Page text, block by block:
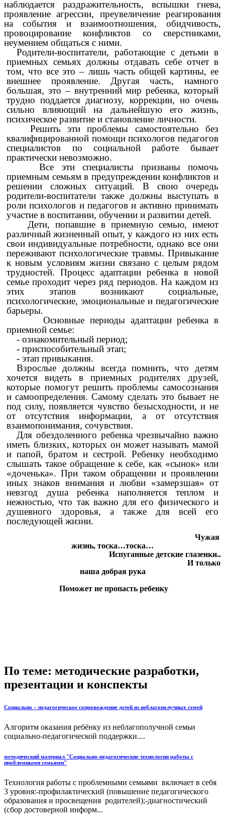
наблюдается раздражительность, вспышки гнева,
проявление агрессии, преувеличение реагирования
на события и взаимоотношения, обидчивость,
провоцирование конфликтов со сверстниками,
неумением общаться с ними.
Родители-воспитатели, работающие с детьми в
приемных семьях должны отдавать себе отчет в
том, что все это – лишь часть общей картины, ее
внешнее проявление. Другая часть, намного
большая, это – внутренний мир ребенка, который
трудно поддается диагнозу, коррекции, но очень
сильно влияющий на дальнейшую его жизнь,
психическое развитие и становление личности.
Решить эти проблемы самостоятельно без
квалифицированной помощи психологов педагогов
специалистов по социальной работе бывает
практически невозможно.
Все эти специалисты призваны помочь
приемным семьям в предупреждении конфликтов и
решении сложных ситуаций. В свою очередь
родители-воспитатели также должны выступать в
роли психологов и педагогов и активно принимать
участие в воспитании, обучении и развитии детей.
Дети, попавшие в приемную семью, имеют
различный жизненный опыт, у каждого из них есть
свои индивидуальные потребности, однако все они
переживают психологические травмы. Привыкание
к новым условиям жизни связано с целым рядом
трудностей. Процесс адаптации ребенка в новой
семье проходит через ряд периодов. На каждом из
этих этапов возникают социальные,
психологические, эмоциональные и педагогические
барьеры.
Основные периоды адаптации ребенка в
приемной семье:
- ознакомительный период;
- приспособительный этап;
- этап привыкания.
Взрослые должны всегда помнить, что детям
хочется видеть в приемных родителях друзей,
которые помогут решить проблемы самосознания
и самоопределения. Самому сделать это бывает не
под силу, появляется чувство безысходности, и не
от отсутствия информации, а от отсутствия
взаимопонимания, сочувствия.
Для обездоленного ребенка чрезвычайно важно
иметь близких, которых он может называть мамой
и папой, братом и сестрой. Ребенку необходимо
слышать такое обращение к себе, как «сынок» или
«доченька». При таком обращении и проявлении
иных знаков внимания и любви «замерзшая» от
невзгод душа ребенка наполняется теплом и
нежностью, что так важно для его физического и
душевного здоровья, а также для всей его
последующей жизни.
Чужая
жизнь, тоска…тоска…
Испуганные детские глазенки..
И только
наша добрая рука
Поможет не пропасть ребенку
По теме: методические разработки,
презентации и конспекты
Социально – педагогическое сопровождение детей из неблагополучных семей
Алгоритм оказания ребёнку из неблагополучной семьи
социально-педагогической поддержки....
методический материал "Социально-педагогические технологии работы с
проблемными семьями"
Технология работы с проблемными семьями включает в себя
3 уровня:-профилактический (повышение педагогического
образования и просвещения родителей);-диагностический
(сбор достоверной информ...